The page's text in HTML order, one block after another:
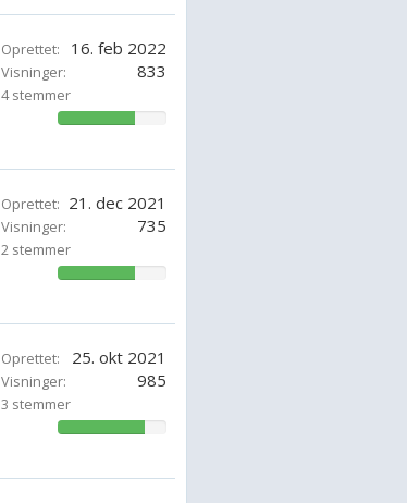
Oprettet: 16. feb 2022
Visninger: 833
4 stemmer
71.42857142857143%
Oprettet: 21. dec 2021
Visninger: 735
2 stemmer
71.42857142857143%
Oprettet: 25. okt 2021
Visninger: 985
3 stemmer
80.95237871428571%